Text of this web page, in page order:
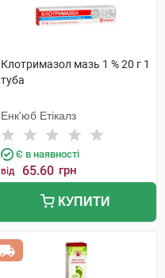
Клотримазол мазь 1 % 20 г 1
туба
Енк'юб Етікалз
Є в наявності
від 65.60 грн
КУПИТИ